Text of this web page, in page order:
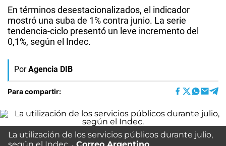
En términos desestacionalizados, el indicador
mostró una suba de 1% contra junio. La serie
tendencia-ciclo presentó un leve incremento del
0,1%, según el Indec.
Por Agencia DIB
Para compartir:
La utilización de los servicios públicos durante julio,